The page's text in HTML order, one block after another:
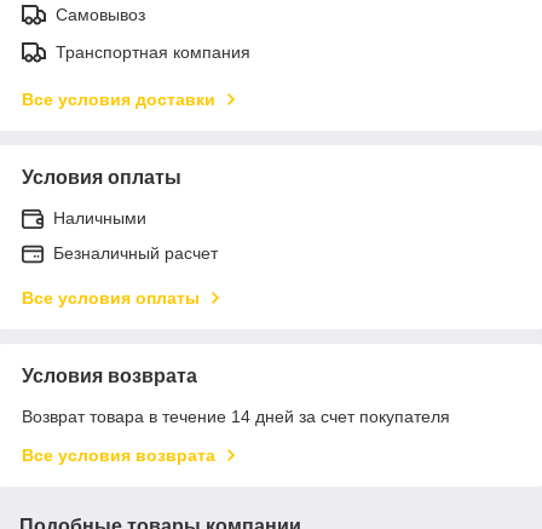
Самовывоз
Транспортная компания
Все условия доставки
Условия оплаты
Наличными
Безналичный расчет
Все условия оплаты
Условия возврата
Возврат товара в течение 14 дней за счет покупателя
Все условия возврата